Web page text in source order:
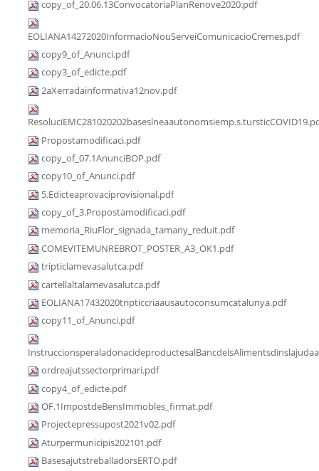
copy_of_20.06.13ConvocatoriaPlanRenove2020.pdf
EOLIANA14272020InformacioNouServeiComunicacioCremes.pdf
copy9_of_Anunci.pdf
copy3_of_edicte.pdf
2aXerradainformativa12nov.pdf
Propostamodificaci.pdf
copy_of_07.1AnunciBOP.pdf
copy10_of_Anunci.pdf
5.Edicteaprovaciprovisional.pdf
copy_of_3.Propostamodificaci.pdf
memoria_RiuFlor_signada_tamany_reduit.pdf
COMEVITEMUNREBROT_POSTER_A3_OK1.pdf
tripticlamevasalutca.pdf
cartellaltalamevasalutca.pdf
EOLIANA17432020tripticcriaausautoconsumcatalunya.pdf
copy11_of_Anunci.pdf
ordreajutssectorprimari.pdf
copy4_of_edicte.pdf
OF.1ImpostdeBensImmobles_firmat.pdf
Projectepressupost2021v02.pdf
Aturpermunicipis202101.pdf
BasesajutstreballadorsERTO.pdf